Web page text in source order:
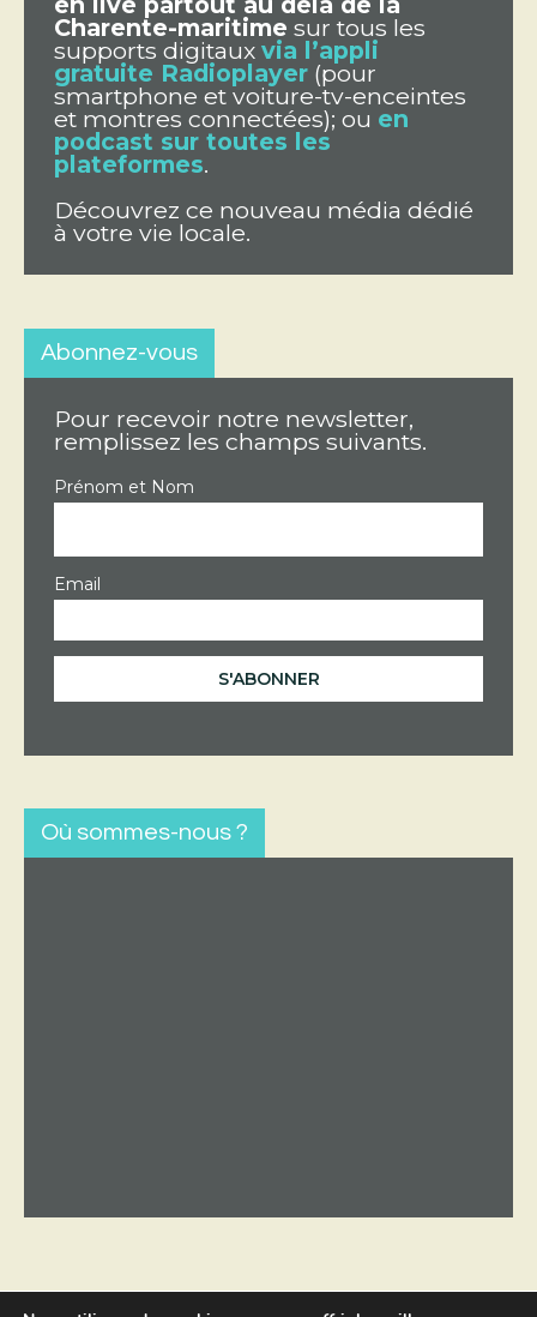
Charente-maritime sur tous les
supports digitaux via l’appli
gratuite Radioplayer (pour
smartphone et voiture-tv-enceintes
et montres connectées); ou en
podcast sur toutes les
plateformes.
Découvrez ce nouveau média dédié
à votre vie locale.
Abonnez-vous
Pour recevoir notre newsletter,
remplissez les champs suivants.
Prénom et Nom
Email
Où sommes-nous ?